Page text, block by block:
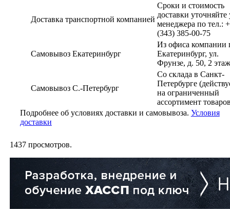
Доставка транспортной компанией
Сроки и стоимость
доставки уточняйте
менеджера по тел.:
(343) 385-00-75
Самовывоз Екатеринбург
Из офиса компании
Екатеринбург, ул.
Фрунзе, д. 50, 2 этаж
Самовывоз С.-Петербург
Со склада в Санкт-
Петербурге
на ограниченный
ассортимент
Подробнее об условиях доставки и самовывоза. Условия
доставки
1437просмотров.